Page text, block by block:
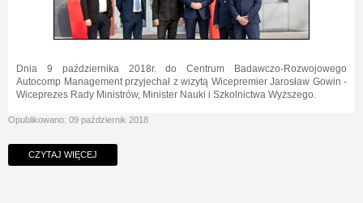
Dnia 9 października 2018r. do Centrum Badawczo-Rozwojowego
Autocomp Management przyjechał z wizytą Wicepremier Jarosław Gowin -
Wiceprezes Rady Ministrów, Minister Nauki i Szkolnictwa Wyższego.
Opublikowano: 09 październik 2018
CZYTAJ WIĘCEJ